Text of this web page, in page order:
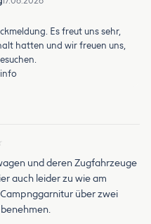
Es freut uns sehr,
hatten und wir freuen uns,
und deren Zugfahrzeuge
auch leider zu wie am
über zwei